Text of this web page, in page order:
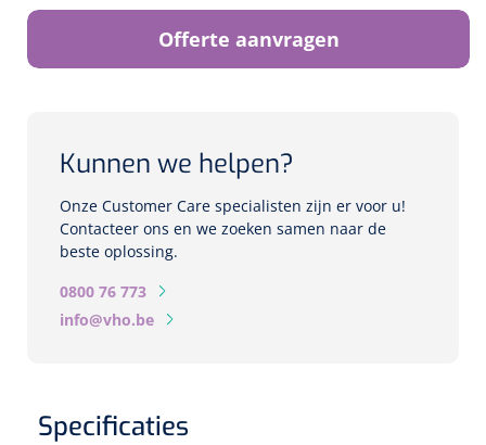
Biometers
Ultrasound biometers
Perimeters
Fundus Cameras
Echo
Opties
Offerte aanvragen
Kunnen we helpen?
Onze Customer Care specialisten zijn er voor u!
Contacteer ons en we zoeken samen naar de
beste oplossing.
0800 76 773
info@vho.be
Specificaties